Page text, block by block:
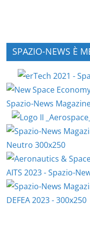
SPAZIO-NEWS È